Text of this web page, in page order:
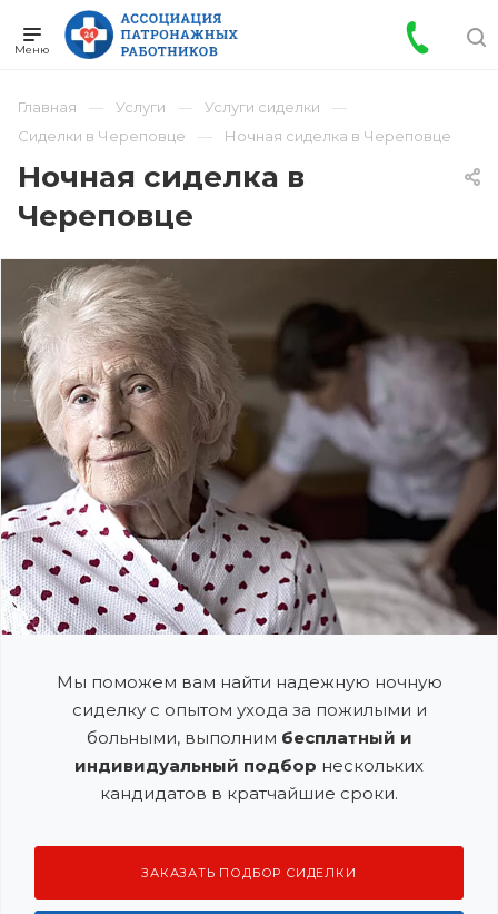
Главная Услуги
Услуги сиделки
Сиделки в Череповце
Ночная сиделка в Череповце
Ночная сиделка в
Череповце
Мы поможем вам найти надежную ночную
сиделку с опытом ухода за пожилыми и
больными, выполним бесплатный и
индивидуальный подбор нескольких
кандидатов в кратчайшие сроки.
ЗАКАЗАТЬ ПОДБОР СИДЕЛКИ